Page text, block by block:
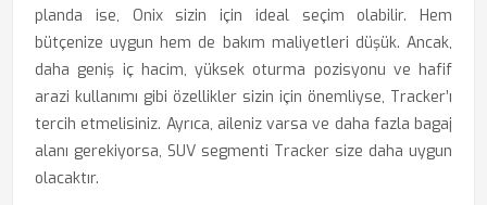
planda ise, Onix sizin için ideal seçim olabilir. Hem
bütçenize uygun hem de bakım maliyetleri düşük. Ancak,
daha geniş iç hacim, yüksek oturma pozisyonu ve hafif
arazi kullanımı gibi özellikler sizin için önemliyse, Tracker’ı
tercih etmelisiniz. Ayrıca, aileniz varsa ve daha fazla bagaj
alanı gerekiyorsa, SUV segmenti Tracker size daha uygun
olacaktır.